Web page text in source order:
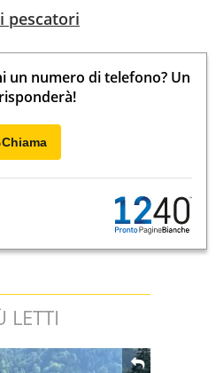
pescatori
un numero di telefono? Un
Chiama
LETTI